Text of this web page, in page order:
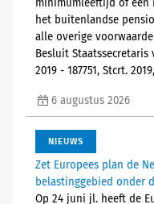
minimumleeftijd of een
het buitenlandse
alle overige
Besluit Staatssecretaris
2019 - 187751, Stcrt.
6 augustus 2026
NIEUWS
Zet Europees plan de
belastinggebied onder
Op 24 juni jl. heeft de